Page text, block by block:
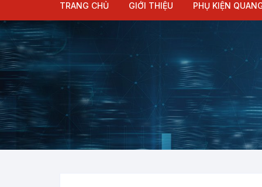
TRANG CHỦ GIỚI THIỆU PHỤ KIỆN
Dây nhảy quang